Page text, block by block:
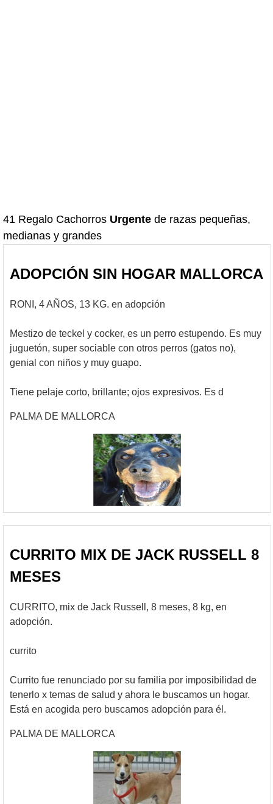
41 Regalo Cachorros Urgente de razas pequeñas,
medianas y grandes
ADOPCIÓN SIN HOGAR MALLORCA
RONI, 4 AÑOS, 13 KG. en adopción
Mestizo de teckel y cocker, es un perro estupendo. Es muy
juguetón, super sociable con otros perros (gatos no),
genial con niños y muy guapo.
Tiene pelaje corto, brillante; ojos expresivos. Es d
PALMA DE MALLORCA
CURRITO MIX DE JACK RUSSELL 8
MESES
CURRITO, mix de Jack Russell, 8 meses, 8 kg, en
adopción.
currito
Currito fue renunciado por su familia por imposibilidad de
tenerlo x temas de salud y ahora le buscamos un hogar.
Está en acogida pero buscamos adopción para él.
PALMA DE MALLORCA